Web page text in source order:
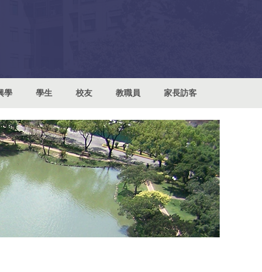
學 學生 校友 教職員 家長訪客